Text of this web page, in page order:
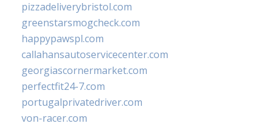
pizzadeliverybristol.com
greenstarsmogcheck.com
happypawspl.com
callahansautoservicecenter.com
georgiascornermarket.com
perfectfit24-7.com
portugalprivatedriver.com
von-racer.com